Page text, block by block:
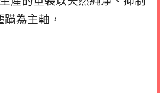
蹣為主軸，